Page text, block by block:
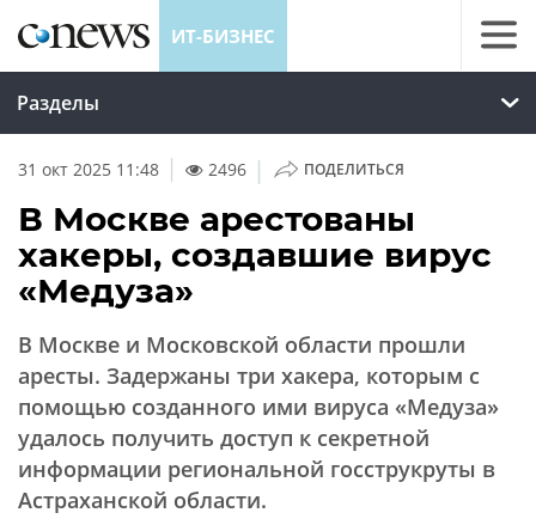
ИТ-БИЗНЕС
Разделы
31 окт 2025 11:48 2496 | ПОДЕЛИТЬСЯ
В Москве арестованы
хакеры, создавшие вирус
«Медуза»
В Москве и Московской области прошли
аресты. Задержаны три хакера, которым с
помощью созданного ими вируса «Медуза»
удалось получить доступ к секретной
информации региональной госструкруты в
Астраханской области.